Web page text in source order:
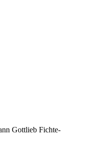
Gottlieb Fichte-